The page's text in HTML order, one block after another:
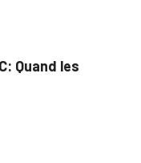
Quand les